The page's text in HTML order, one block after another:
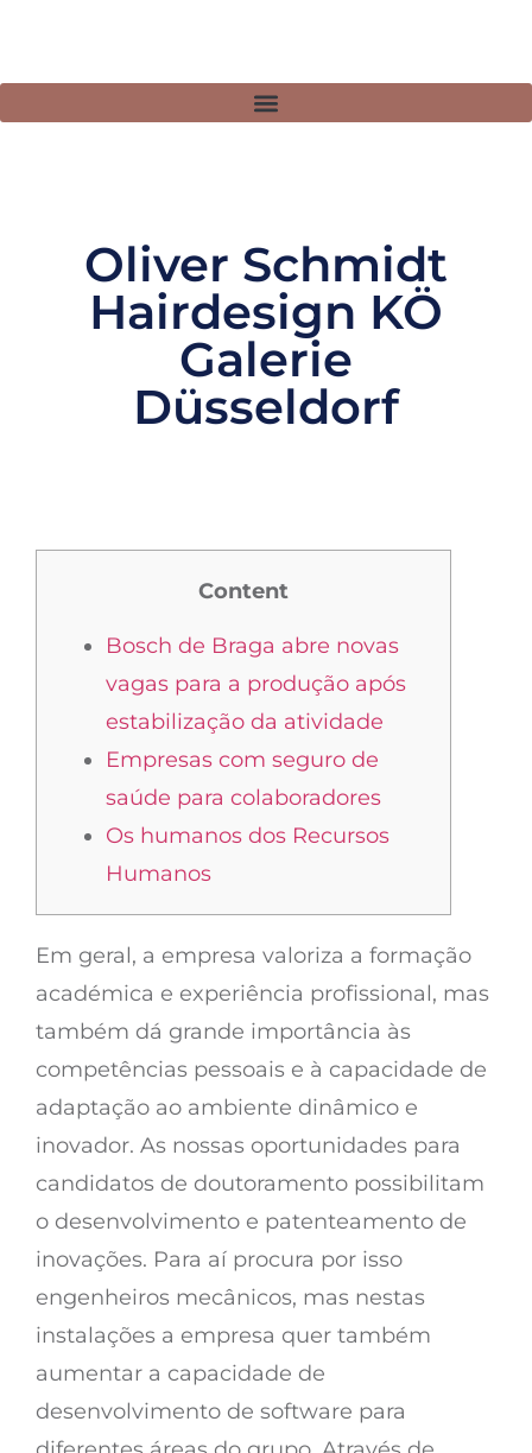
Oliver Schmidt
Hairdesign KÖ
Galerie
Düsseldorf
Content
Bosch de Braga abre novas
vagas para a produção após
estabilização da atividade
Empresas com seguro de
saúde para colaboradores
Os humanos dos Recursos
Humanos
Em geral, a empresa valoriza a formação
académica e experiência profissional, mas
também dá grande importância às
competências pessoais e à capacidade de
adaptação ao ambiente dinâmico e
inovador. As nossas oportunidades para
candidatos de doutoramento possibilitam
o desenvolvimento e patenteamento de
inovações. Para aí procura por isso
engenheiros mecânicos, mas nestas
instalações a empresa quer também
aumentar a capacidade de
desenvolvimento de software para